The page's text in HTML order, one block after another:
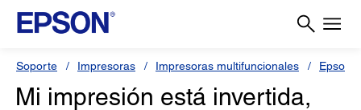
Soporte Impresoras Impresoras multifuncionales Epson L
Mi impresión está invertida,